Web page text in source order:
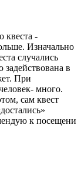
квеста -
Изначально
случались
в
При
много.
сам квест
к посещени